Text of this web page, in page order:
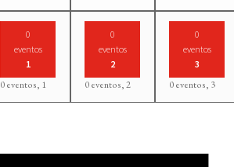
0
eventos
1
0 eventos, 1
0
eventos
2
0 eventos,2
0
eventos
3
0 eventos, 3